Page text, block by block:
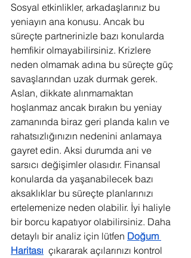
Sosyal etkinlikler, arkadaşlarınız bu
yeniayın ana konusu. Ancak bu
süreçte partnerinizle bazı konularda
hemfikir olmayabilirsiniz. Krizlere
neden olmamak adına bu süreçte güç
savaşlarından uzak durmak gerek.
Aslan, dikkate alınmamaktan
hoşlanmaz ancak bırakın bu yeniay
zamanında biraz geri planda kalın ve
rahatsızlığınızın nedenini anlamaya
gayret edin. Aksi durumda ani ve
sarsıcı değişimler olasıdır. Finansal
konularda da yaşanabilecek bazı
aksaklıklar bu süreçte planlarınızı
ertelemenize neden olabilir. İyi haliyle
bir borcu kapatıyor olabilirsiniz. Daha
detaylı bir analiz için lütfen Doğum
Haritası çıkararak açılarınızı kontrol